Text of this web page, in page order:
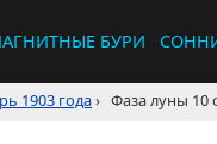
БУРИ
1903 года› Фаза луны 10